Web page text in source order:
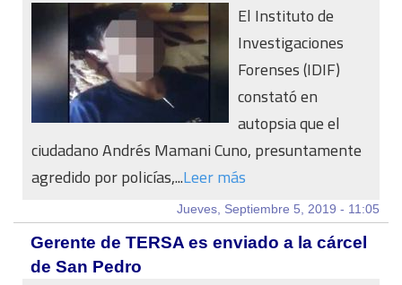
El Instituto de
Investigaciones
Forenses (IDIF)
constató en
autopsia que el
ciudadano Andrés Mamani Cuno, presuntamente
agredido por policías,...Leer más
Jueves, Septiembre 5, 2019 - 11:05
Gerente de TERSA es enviado a la cárcel
de San Pedro